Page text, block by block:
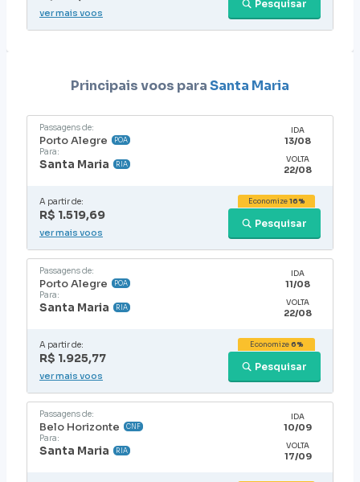
Pesquisar
ver mais voos
Principais voos paraSanta Maria
Passagens de:
Porto Alegre POA
Para:
Santa Maria RIA
IDA
13/08
VOLTA
22/08
A partir de:
R$ 1.519,69
Pesquisar
Economize16%
ver mais voos
Passagens de:
Porto Alegre POA
Para:
Santa Maria RIA
IDA
11/08
VOLTA
22/08
A partir de:
R$ 1.925,77
Pesquisar
Economize6%
ver mais voos
Passagens de:
Belo Horizonte CNF
Para:
Santa Maria RIA
IDA
10/09
VOLTA
17/09